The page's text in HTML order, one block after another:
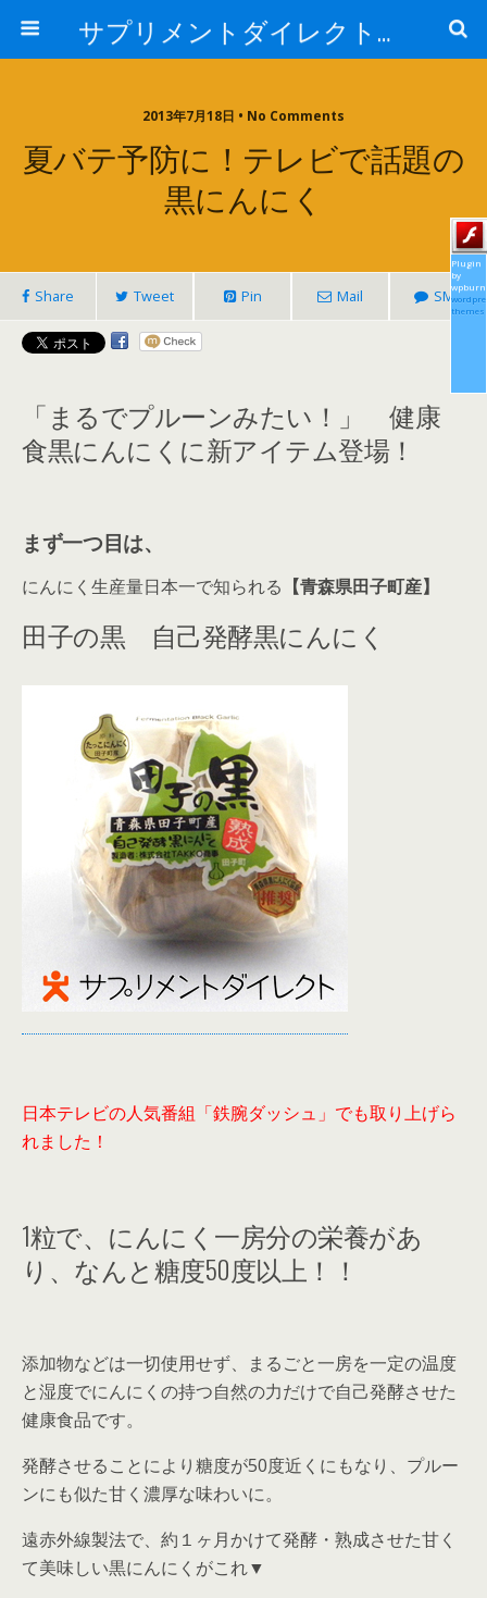
サプリメントダイレクトブログ
2013年7月18日 • No Comments
夏バテ予防に！テレビで話題の
黒にんにく
Share Tweet Pin Mail SMS
「まるでプルーンみたい！」 健康
食黒にんにくに新アイテム登場！
まず一つ目は、
にんにく生産量日本一で知られる 【青森県田子町産】
田子の黒 自己発酵黒にんにく
日本テレビの人気番組「鉄腕ダッシュ」でも取り上げら
れました！
1粒で、にんにく一房分の栄養があ
り、なんと糖度50度以上！！
添加物などは一切使用せず、まるごと一房を一定の温度
と湿度でにんにくの持つ自然の力だけで自己発酵させた
健康食品です。
発酵させることにより糖度が50度近くにもなり、プルー
ンにも似た甘く濃厚な味わいに。
遠赤外線製法で、約１ヶ月かけて発酵・熟成させた甘く
て美味しい黒にんにくがこれ▼
Plugin
by
themes